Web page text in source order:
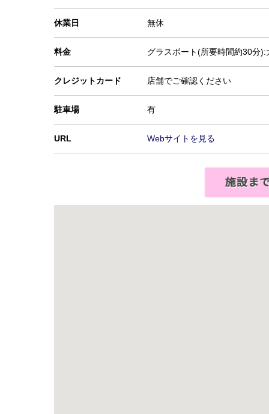
休業日 無休
料金 グラスボート(所要時間約30分
クレジットカード 店舗でご確認ください
駐車場 有
URL Webサイトを見る